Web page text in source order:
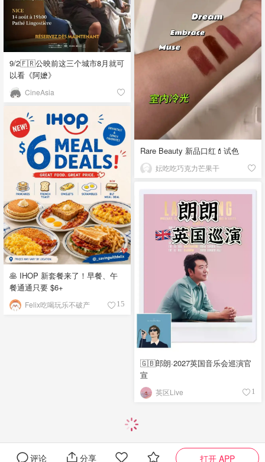
9/2🇫🇷公映前这三个城市8月就可
以看《阿嬷》
CineAsia
Rare Beauty 新品口红💄试色
妘吃吃巧克力芒果干
🥞 IHOP 新套餐来了！早餐、午
餐通通只要 $6+
Felix吃喝玩乐不破产 15
🇬🇧郎朗·2027英国音乐会巡演官
宣
英区Live 1
评论 分享 打开 APP